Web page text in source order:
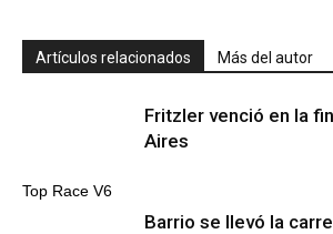
Artículos relacionados Más del autor
Top Race V6
Fritzler venció en la
Aires
Barrio se llevó la